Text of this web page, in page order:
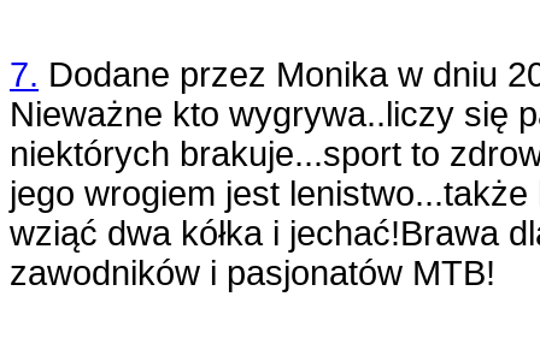
7. Dodane przez Monikaw dniu
Nieważne kto wygrywa..liczy się
niektórych brakuje...sport to
jego wrogiem jest
wziąć dwa kółka i jechać!Brawa
zawodników i pasjonatów MTB!